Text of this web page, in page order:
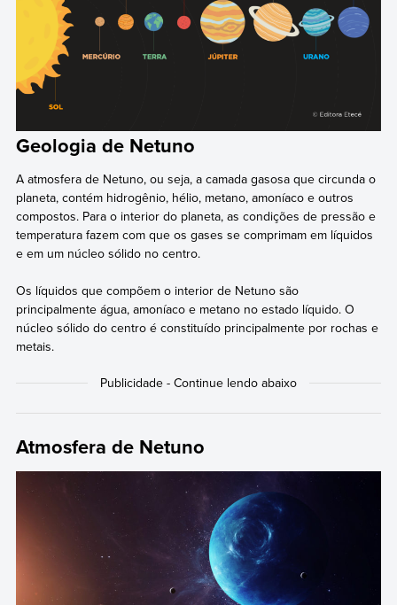
Geologia de Netuno
A atmosfera de Netuno, ou seja, a camada gasosa que circunda o
planeta, contém hidrogênio, hélio, metano, amoníaco e outros
compostos. Para o interior do planeta, as condições de pressão e
temperatura fazem com que os gases se comprimam em líquidos
e em um núcleo sólido no centro.
Os líquidos que compõem o interior de Netuno são
principalmente água, amoníaco e metano no estado líquido. O
núcleo sólido do centro é constituído principalmente por rochas e
metais.
Atmosfera de Netuno